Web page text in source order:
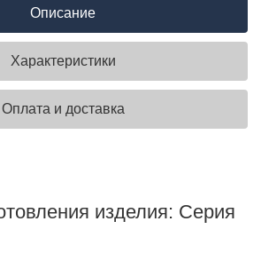
Описание
Характеристики
Оплата и доставка
изделия: Серия